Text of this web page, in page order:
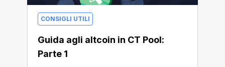
CONSIGLI UTILI
Guida agli altcoin in CT Pool:
Parte 1